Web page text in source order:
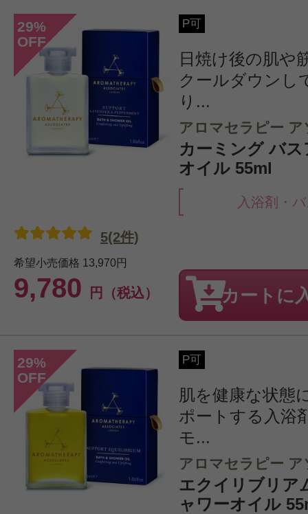
29%
OFF
P可
日焼け後の肌や
クールダウンし
り...
アロマセラピー
カーミング バ
オイル 55ml
入浴剤・
希望小売価格 13,970円
9,780 円（税込）
5(2件)
カートに
29%
OFF
P可
肌を健康な状態
ポートする入浴
モ...
アロマセラピー
エクイリブリア
ャワーオイル